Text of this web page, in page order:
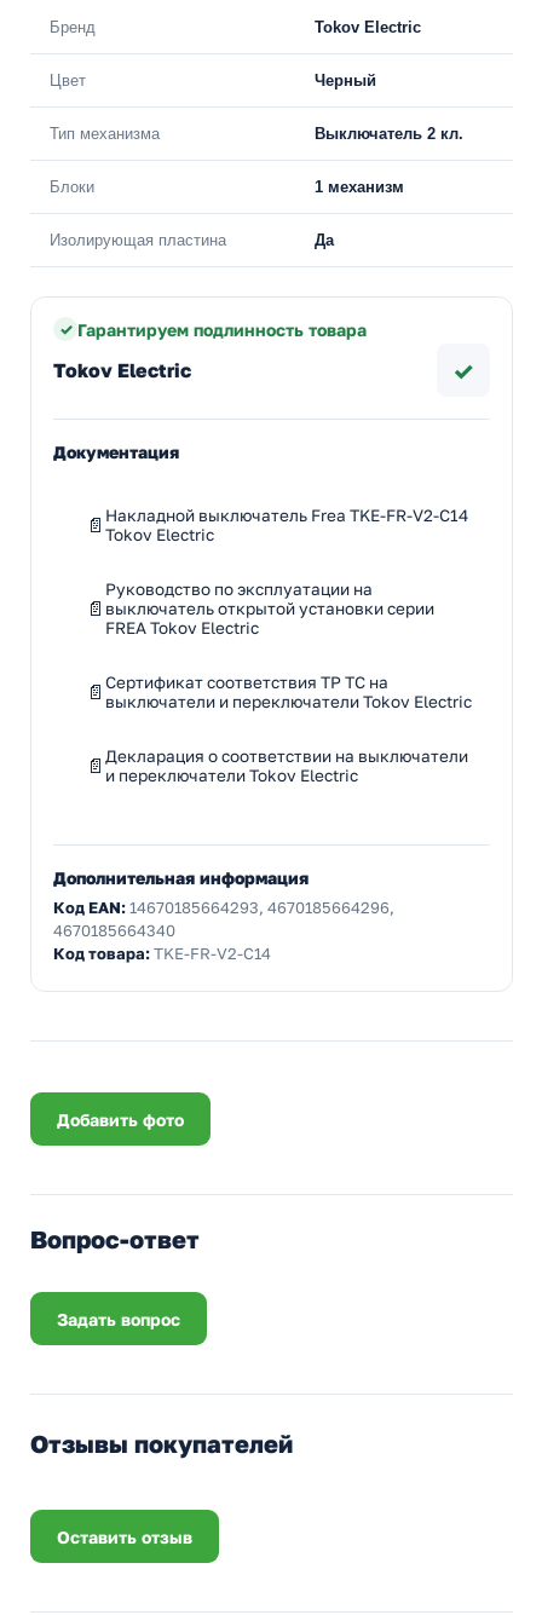
Бренд Tokov Electric
Цвет Черный
Тип механизма Выключатель 2 кл.
Блоки 1 механизм
Изолирующая пластина Да
Гарантируем подлинность товара
Tokov Electric ✓
Документация
Накладной выключатель Frea TKE-FR-V2-C14
Tokov Electric
Руководство по эксплуатации на
выключатель открытой установки серии
FREA Tokov Electric
Сертификат соответствия ТР ТС на
выключатели и переключатели Tokov Electric
Декларация о соответствии на выключатели
и переключатели Tokov Electric
Дополнительная информация
Код EAN:14670185664293, 4670185664296,
4670185664340
Код товара:TKE-FR-V2-C14
Добавить фото
Вопрос-ответ
Задать вопрос
Отзывы покупателей
Оставить отзыв